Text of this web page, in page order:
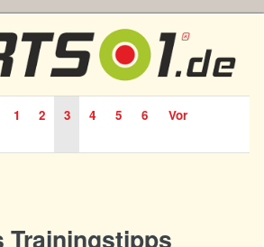
1 2 3 4 5 6 Vor
Trainingstipps